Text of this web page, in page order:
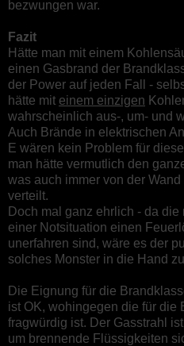
bezwungen war.
Fazit
Hätte man mit einem
einen Gasbrand der
der Power auf jeden Fall -
hätte mit einem einzigen
wahrscheinlich aus-, um- und
Auch Brände in elektrischen
E wären kein Problem für
man hätte vermutlich den
was auch immer von der
verteilt.
Doch mal ganz ehrlich - da
einer Notsituation einen
unerfahren sind, wäre es der
solches Monster in die Hand
Die Eignung für die
ist OK, wohingegen die für die
fragwürdig ist. Der Gasstrahl
um brennende Flüssigkeiten